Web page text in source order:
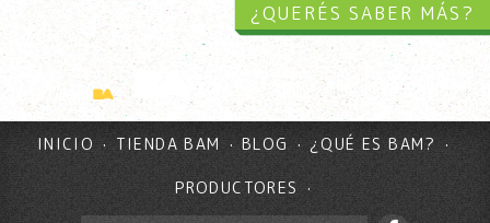
¿QUERÉS SABER MÁS?
INICIO TIENDA BAM BLOG ¿QUÉ ES BAM?
PRODUCTORES